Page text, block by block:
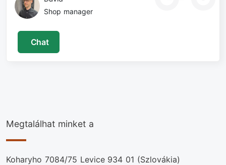
Shop manager
Chat
Megtalálhat minket a
Koharyho 7084/75 Levice 934 01 (Szlovákia)